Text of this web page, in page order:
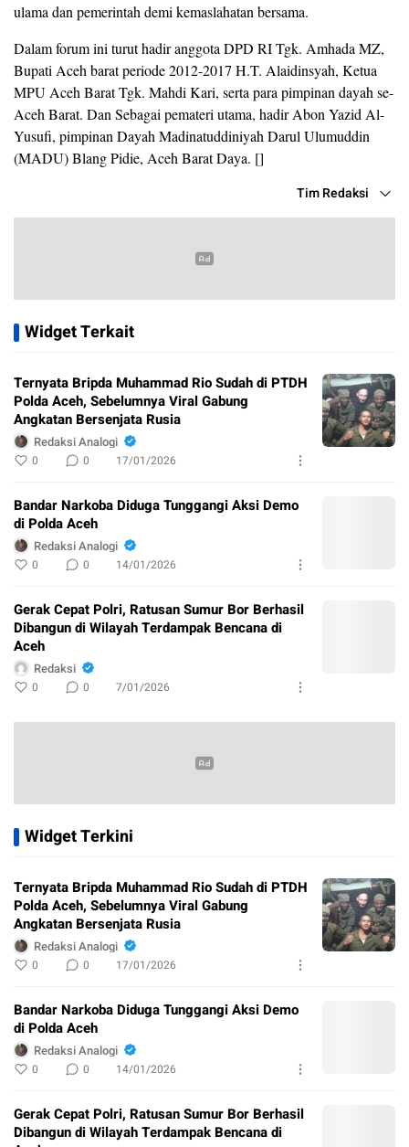
ulama dan pemerintah demi kemaslahatan bersama.
Dalam forum ini turut hadir anggota DPD RI Tgk. Amhada MZ,
Bupati Aceh barat periode 2012-2017 H.T. Alaidinsyah, Ketua
MPU Aceh Barat Tgk. Mahdi Kari, serta para pimpinan dayah se-
Aceh Barat. Dan Sebagai pemateri utama, hadir Abon Yazid Al-
Yusufi, pimpinan Dayah Madinatuddiniyah Darul Ulumuddin
(MADU) Blang Pidie, Aceh Barat Daya. []
Tim Redaksi
Widget Terkait
Ternyata Bripda Muhammad Rio Sudah di PTDH
Polda Aceh, Sebelumnya Viral Gabung
Angkatan Bersenjata Rusia
Redaksi Analogi
0 0 17/01/2026
Bandar Narkoba Diduga Tunggangi Aksi Demo
di Polda Aceh
Redaksi Analogi
0 0 14/01/2026
Gerak Cepat Polri, Ratusan Sumur Bor Berhasil
Dibangun di Wilayah Terdampak Bencana di
Aceh
Redaksi
0 0 7/01/2026
Widget Terkini
Ternyata Bripda Muhammad Rio Sudah di PTDH
Polda Aceh, Sebelumnya Viral Gabung
Angkatan Bersenjata Rusia
Redaksi Analogi
0 0 17/01/2026
Bandar Narkoba Diduga Tunggangi Aksi Demo
di Polda Aceh
Redaksi Analogi
0 0 14/01/2026
Gerak Cepat Polri, Ratusan Sumur Bor Berhasil
Dibangun di Wilayah Terdampak Bencana di